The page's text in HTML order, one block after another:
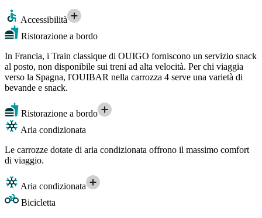
Accessibilità
Ristorazione a bordo
In Francia, i Train classique di OUIGO forniscono un servizio snack
al posto, non disponibile sui treni ad alta velocità. Per chi viaggia
verso la Spagna, l'OUIBAR nella carrozza 4 serve una varietà di
bevande e snack.
Ristorazione a bordo
Aria condizionata
Le carrozze dotate di aria condizionata offrono il massimo comfort
di viaggio.
Aria condizionata
Bicicletta